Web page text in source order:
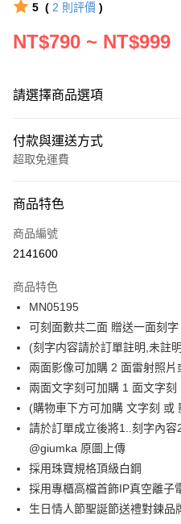
5 ( 2 則評價 )
NT$790 ~ NT$999
請選擇商品選項
付款與運送方式
超取免運費
信用卡一次付款
信用卡分期付款
合作金庫商業銀行
華南商業銀行
上海商業儲蓄銀行
國泰世華商業銀行
臺灣中小企業銀行
匯豐（台灣）商業銀行
聯邦商業銀行
元大商業銀行
玉山商業銀行
台新國際商業銀行
台灣樂天信用卡公司
6 期 0 利率 每期
華南商業銀行
上海商業儲蓄銀行
國泰世華商業銀行
臺灣中小企業銀行
匯豐（台灣）商業銀行
聯邦商業銀行
元大商業銀行
玉山商業銀行
台新國際商業銀行
台灣樂天信用卡公司
合作金庫商業銀行
上海商業儲蓄銀行
國泰世華商業銀行
臺灣中小企業銀行
匯豐（台灣）商業銀行
聯邦商業銀行
元大商業銀行
玉山商業銀行
台新國際商業銀行
台灣樂天信用卡公司
24 期 0 利率 每期 NT$32
合作金庫商業銀行
華南商業銀行
兆豐國際商業銀行
台中商業銀行
華泰商業銀行
遠東國際商業銀行
永豐商業銀行
星展（台灣）商業銀行
中國信託商業銀行
超商取貨付款
LINE Pay
Apple Pay
悠遊付
商品特色
商品編號
2141600
商品特色
MN05195
可刻面數共二面 贈送一面刻字
(刻字内容請於訂單註明,未註
兩面影像可加購 2 面雷射照片
兩面文字刻可加購 1 面文字刻
(購物車下方可加購 文字刻 或
請於訂單成立後將1..刻字內
@giumka 原圖上傳
採用珠寶規格頂級白鋼
採用專櫃高檔首飾IP真空離子
生日情人節聖誕節送禮對鍊品